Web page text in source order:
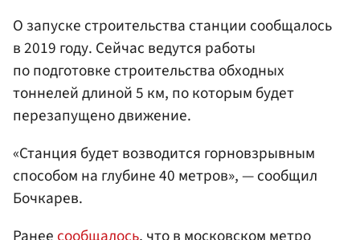
О запуске строительства станции сообщалось
в 2019 году. Сейчас ведутся работы
по подготовке строительства обходных
тоннелей длиной 5 км, по которым будет
перезапущено движение.
«Станция будет возводится горновзрывным
способом на глубине 40 метров», — сообщил
Бочкарев.